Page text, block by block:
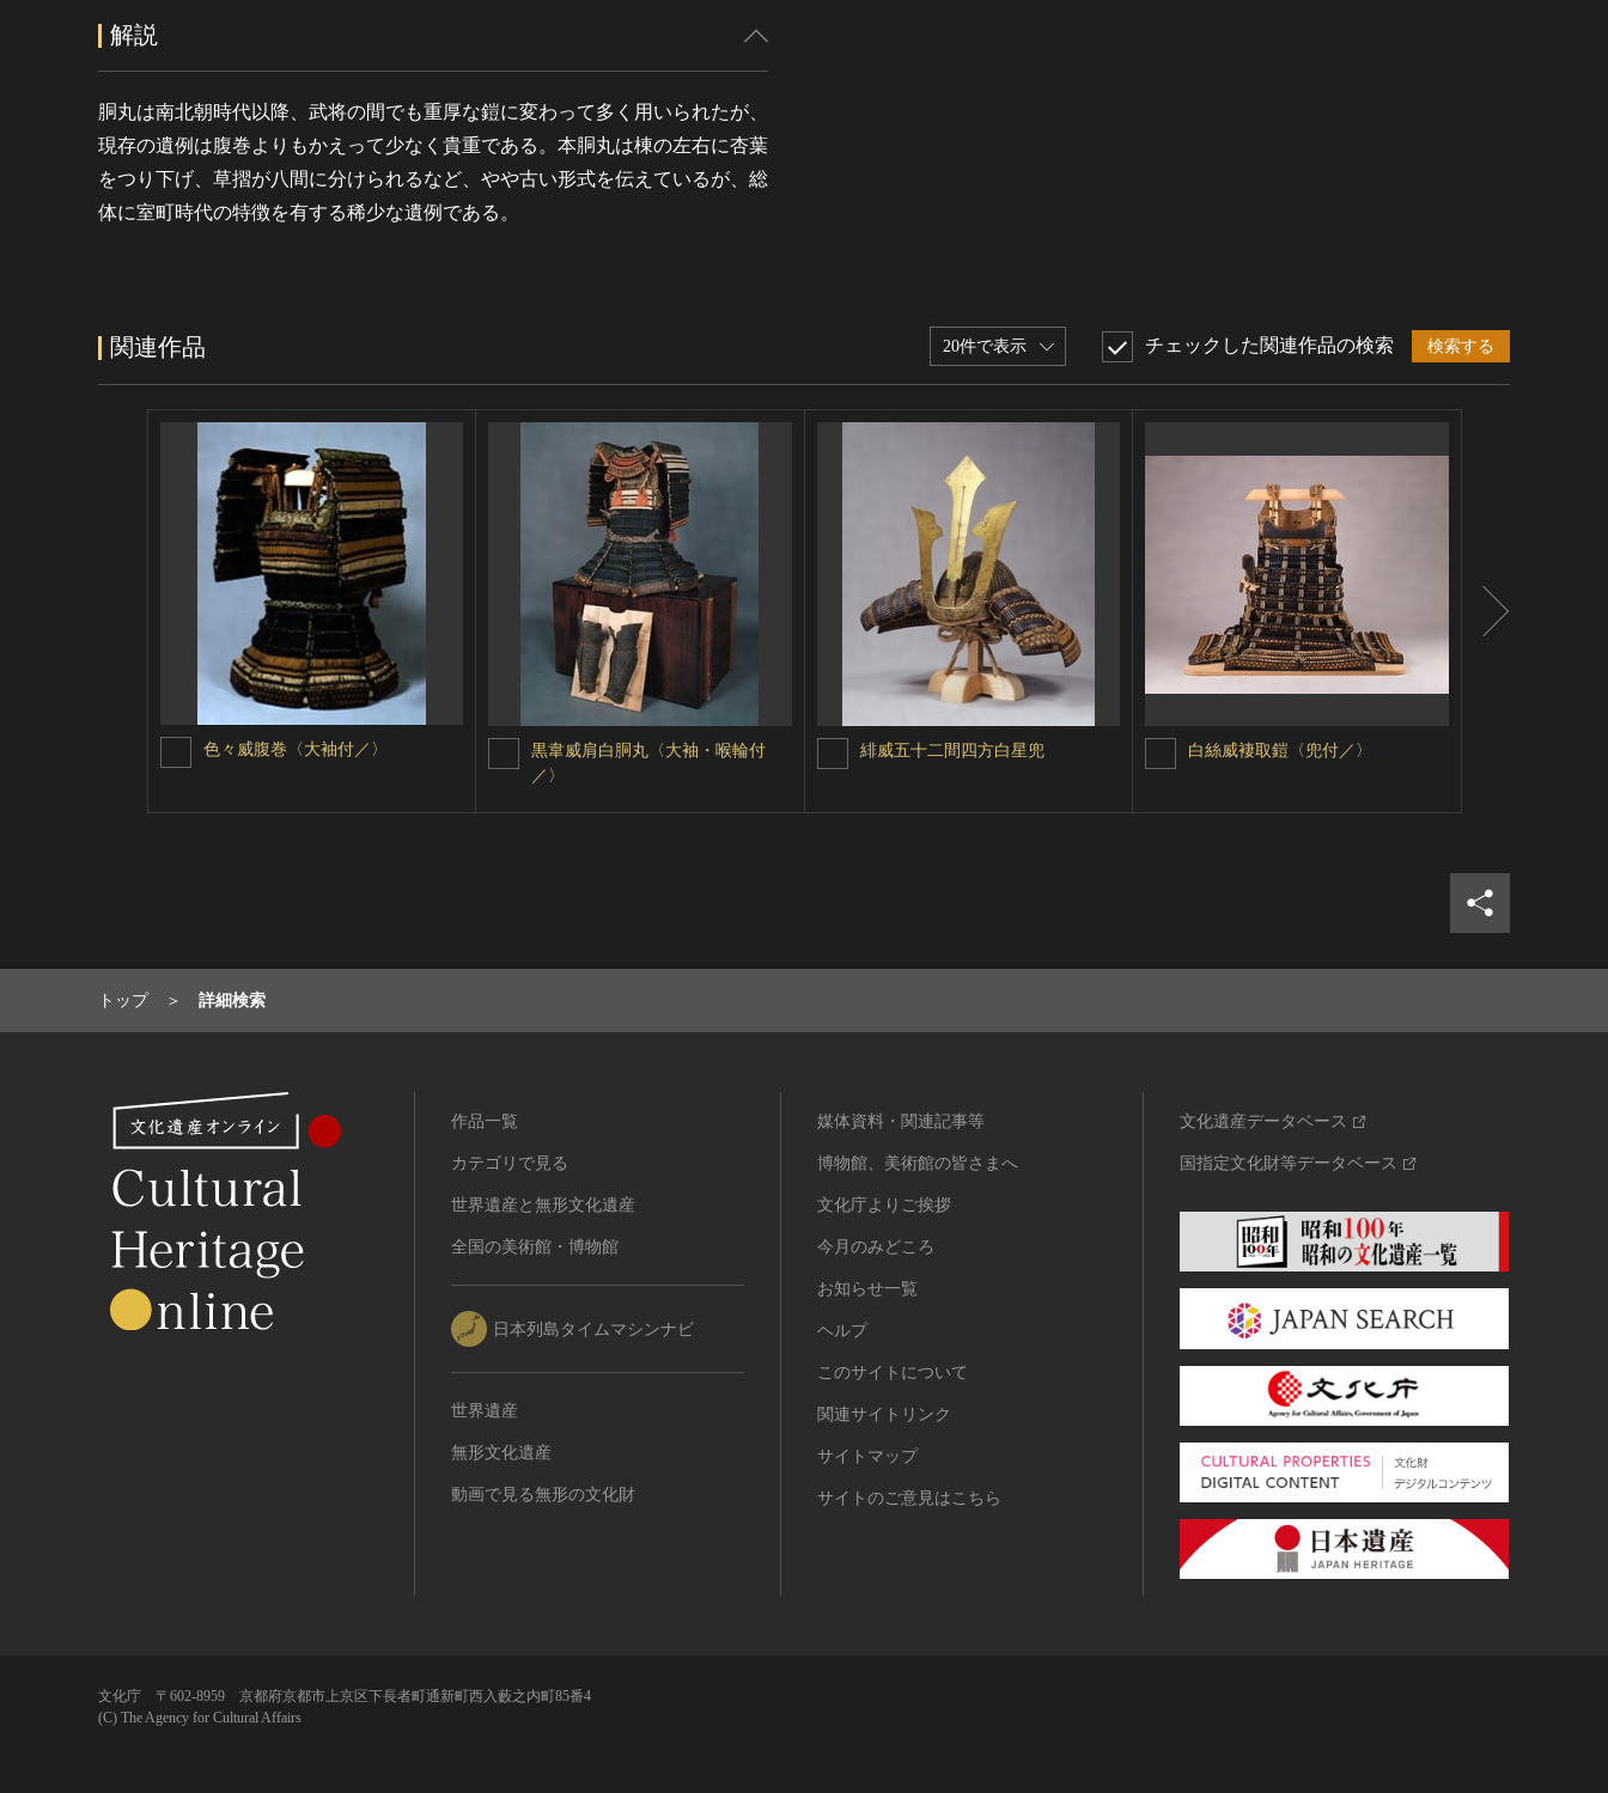
解説
胴丸は南北朝時代以降、武将の間でも重厚な鎧に変わって多く用いられたが、
現存の遺例は腹巻よりもかえって少なく貴重である。本胴丸は棟の左右に杏葉
をつり下げ、草摺が八間に分けられるなど、やや古い形式を伝えているが、総
体に室町時代の特徴を有する稀少な遺例である。
関連作品 20件で表示 チェックした関連作品の検索 検索する
色々威腹巻〈大袖付／〉
黒韋威肩白胴丸〈大袖・喉輪付
／〉
緋威五十二間四方白星兜 白絲威褄取鎧〈兜付／〉
トップ 詳細検索
作品一覧
カテゴリで見る
世界遺産と無形文化遺産
全国の美術館・博物館
日本列島タイムマシンナビ
世界遺産
無形文化遺産
動画で見る無形の文化財
媒体資料・関連記事等
博物館、美術館の皆さまへ
文化庁よりご挨拶
今月のみどころ
お知らせ一覧
ヘルプ
このサイトについて
関連サイトリンク
サイトマップ
サイトのご意見はこちら
文化遺産データベース
国指定文化財等データベース
文化庁 〒602-8959 京都府京都市上京区下長者町通新町西入藪之内町85番4
(C) The Agency for Cultural Affairs